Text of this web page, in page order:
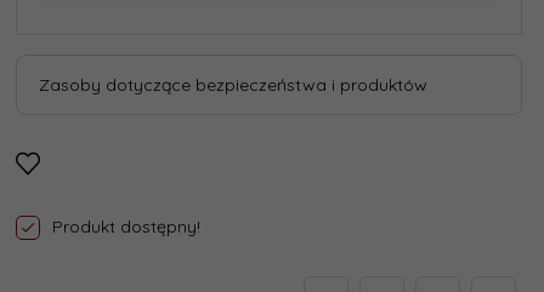
Zasoby dotyczące bezpieczeństwa i produktów
Produkt dostępny!